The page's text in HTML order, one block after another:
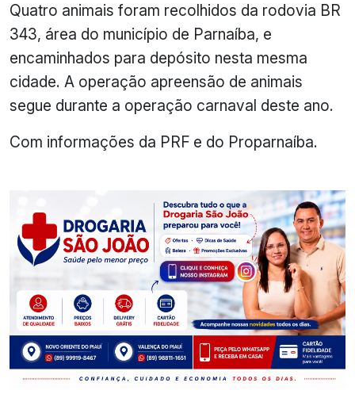
Quatro animais foram recolhidos da rodovia BR
343, área do município de Parnaíba, e
encaminhados para depósito nesta mesma
cidade. A operação apreensão de animais
segue durante a operação carnaval deste ano.
Com informações da PRF e do Proparnaíba.